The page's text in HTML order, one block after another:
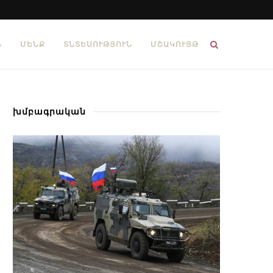
ՄԵՆՔ ՏՆՏԵՍՈՒԹՅՈՒՆ ՄՇԱԿՈՒՅԹ
խմբագրական